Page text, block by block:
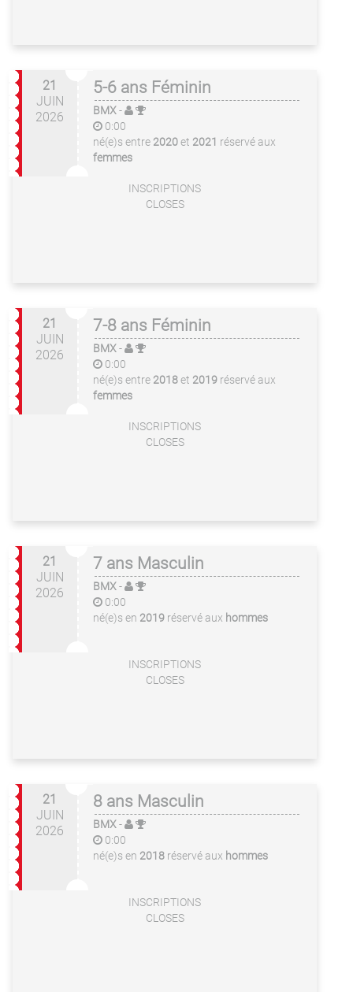
21
JUIN
2026
5-6 ans Féminin
BMX-
0:00
né(e)s entre 2020et 2021 réservé aux
femmes
INSCRIPTIONS
CLOSES
21
JUIN
2026
7-8 ans Féminin
BMX-
0:00
né(e)s entre 2018et 2019 réservé aux
femmes
INSCRIPTIONS
CLOSES
21
JUIN
2026
7 ans Masculin
BMX-
0:00
né(e)s en 2019 réservé aux hommes
INSCRIPTIONS
CLOSES
21
JUIN
2026
8 ans Masculin
BMX-
0:00
né(e)s en 2018 réservé aux hommes
INSCRIPTIONS
CLOSES